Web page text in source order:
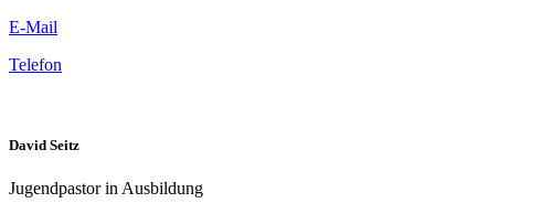
E-Mail
Telefon
David Seitz
Jugendpastor in Ausbildung